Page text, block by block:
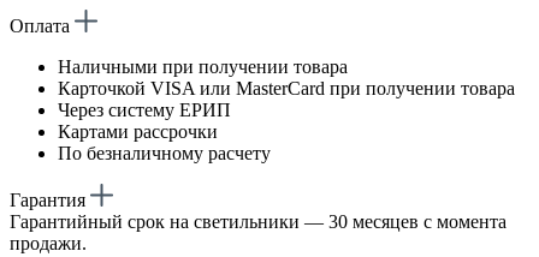
Оплата
Наличными при получении товара
Карточкой VISA или MasterCard при получении товара
Через систему ЕРИП
Картами рассрочки
По безналичному расчету
Гарантия
Гарантийный срок на светильники — 30 месяцев с момента
продажи.